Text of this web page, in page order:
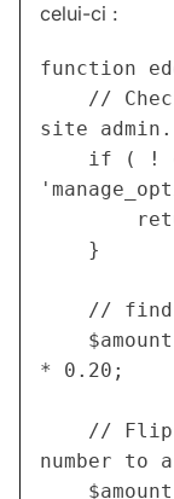
celui-ci :
function
site admin.
	}
//
* 0.20;
number to